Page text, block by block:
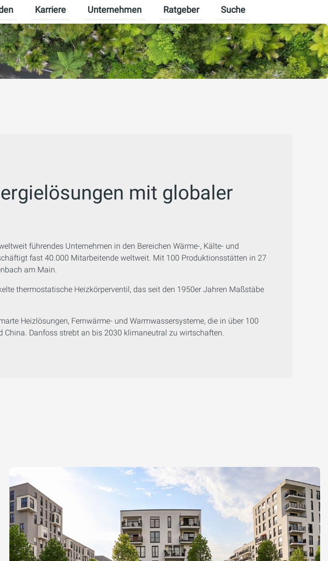
umschalten
Privatkunden umschalten
Untermenü für Gewerbekunden umschalten
Karriere
Untermenü für Karriere umschalten
Unternehmen
Untermenü für Unternehmen umschalten
Ratgeber
Untermenü für Ratgeber
Suche
mit globaler
führendes Unternehmen in den Bereichen Wärme-, Kälte- und
fast 40.000 Mitarbeitende weltweit. Mit 100 Produktionsstätten in 27
am Main.
thermostatische Heizkörperventil, das seit den 1950er Jahren Maßstäbe
Heizlösungen, Fernwärme- und Warmwassersysteme, die in über 100
China. Danfoss strebt an bis 2030 klimaneutral zu wirtschaften.